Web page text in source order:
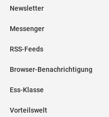
Newsletter
Messenger
RSS-Feeds
Browser-Benachrichtigung
Ess-Klasse
Vorteilswelt